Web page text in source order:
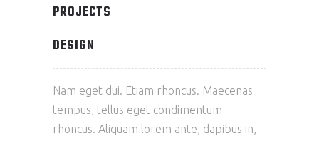
PROJECTS
DESIGN
Nam eget dui. Etiam rhoncus. Maecenas
tempus, tellus eget condimentum
rhoncus. Aliquam lorem ante, dapibus in,